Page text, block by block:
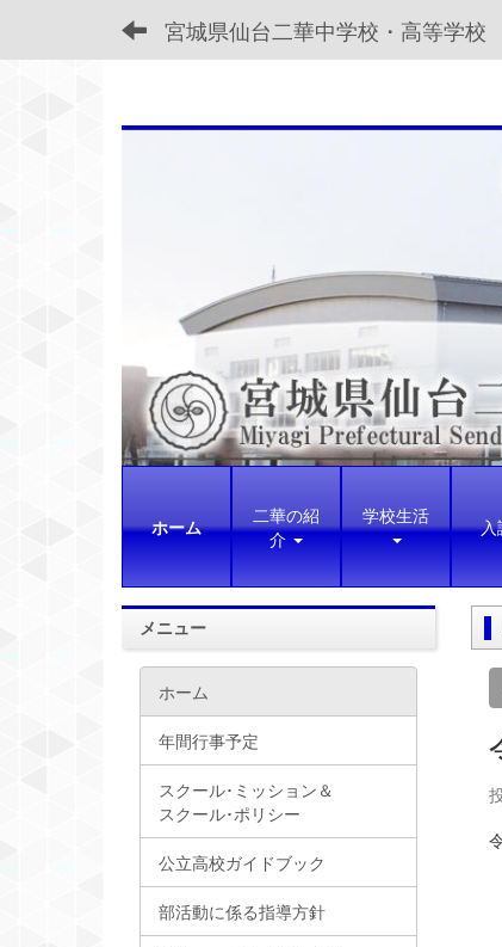
宮城県仙台二華中学校・高等学校
ホーム
二華の紹
介
学校生活 入
メニュー
ホーム
年間行事予定
スクール･ミッション＆
スクール･ポリシー
公立高校ガイドブック
部活動に係る指導方針